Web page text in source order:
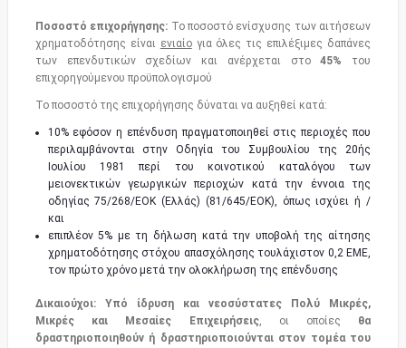
Ποσοστό επιχορήγησης: Το ποσοστό ενίσχυσης των αιτήσεων
χρηματοδότησης είναι ενιαίογια όλες τις επιλέξιμες δαπάνες
των επενδυτικών σχεδίων και ανέρχεται στο45% του
επιχορηγούμενου προϋπολογισμού
Το ποσοστό της επιχορήγησης δύναται να αυξηθεί κατά:
10% εφόσον η επένδυση πραγματοποιηθεί στις περιοχές που
περιλαμβάνονται στην Οδηγία του Συμβουλίου της 20ής
Ιουλίου 1981 περί του κοινοτικού καταλόγου των
μειονεκτικών γεωργικών περιοχών κατά την έννοια της
οδηγίας 75/268/ΕΟΚ (Ελλάς) (81/645/ΕΟΚ), όπως ισχύει ή /
και
επιπλέον 5% με τη δήλωση κατά την υποβολή της αίτησης
χρηματοδότησης στόχου απασχόλησης τουλάχιστον 0,2 ΕΜΕ,
τον πρώτο χρόνο μετά την ολοκλήρωση της επένδυσης
Δικαιούχοι: Υπό ίδρυση και νεοσύστατες Πολύ Μικρές,
Μικρές και Μεσαίες Επιχειρήσεις, οι οποίες θα
δραστηριοποιηθούν ή δραστηριοποιούνται στον τομέα του